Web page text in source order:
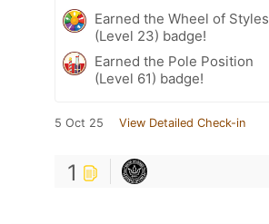
Earned the Wheel of Styles
(Level 23) badge!
Earned the Pole Position
(Level 61) badge!
5 Oct 25 View Detailed Check-in
1